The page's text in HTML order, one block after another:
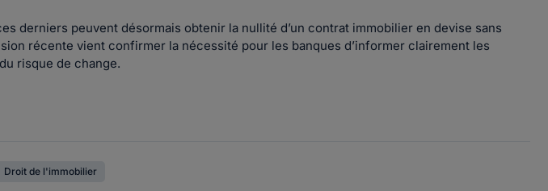
derniers peuvent désormais obtenir la nullité d’un contrat immobilier en devise sans
récente vient confirmer la nécessité pour les banques d’informer clairement les
risque de change.
Droit de l'immobilier